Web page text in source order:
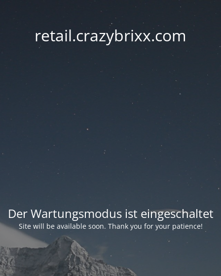
retail.crazybrixx.com
Der Wartungsmodus ist eingeschaltet
Site will be available soon. Thank you for your patience!